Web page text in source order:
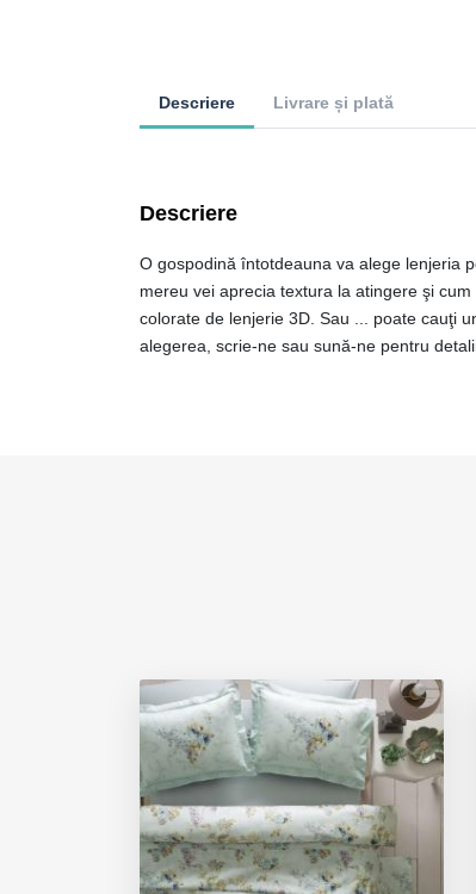
Descriere Livrare și plată
Descriere
O gospodină întotdeauna va alege lenjeria
mereu vei aprecia textura la atingere şi
colorate de lenjerie 3D. Sau ... poate cauţi
alegerea, scrie-ne sau sună-ne pentru